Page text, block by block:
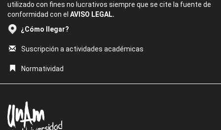
utilizado con fines no lucrativos siempre que se cite la fuente de
conformidad con el AVISO LEGAL.
¿Cómo llegar?
Suscripción a actividades académicas
Normatividad